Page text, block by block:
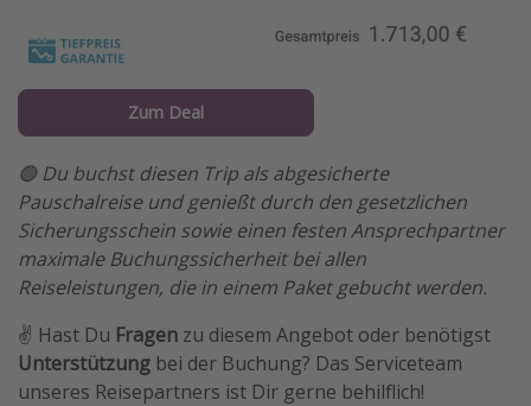
Zum Deal
🟢 Du buchst diesen Trip als abgesicherte
Pauschalreise und genießt durch den gesetzlichen
Sicherungsschein sowie einen festen Ansprechpartner
maximale Buchungssicherheit bei allen
Reiseleistungen, die in einem Paket gebucht werden.
✌️ Hast Du Fragen zu diesem Angebot oder benötigst
Unterstützung bei der Buchung? Das Serviceteam
unseres Reisepartners ist Dir gerne behilflich!